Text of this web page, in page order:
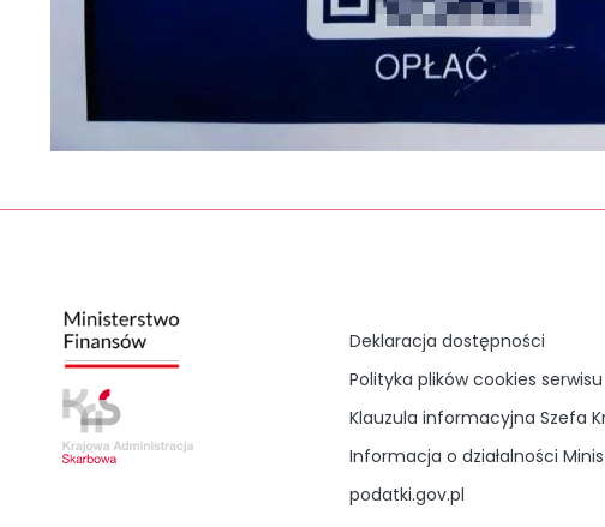
Deklaracja dostępności
Polityka plików cookies
Klauzula informacyjna Szefa
Informacja o działalności
podatki.gov.pl